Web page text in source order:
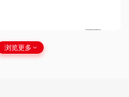
浏览更多